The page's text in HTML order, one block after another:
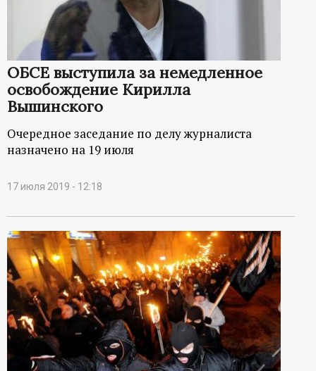
а
л
ОБСЕ выступила за немедленное
освобождение Кирилла
Вышинского
Очередное заседание по делу журналиста
назначено на 19 июля
17 июля 2019 - 12:18